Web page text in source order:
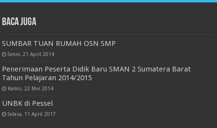
Baca juga
SUMBAR TUAN RUMAH OSN SMP
Senin, 21 April 2014
Penerimaan Peserta Didik Baru SMAN 2 Sumatera Barat
Tahun Pelajaran 2014/2015
Kamis, 22 Mei 2014
UNBK di Pessel
Selasa, 11 April 2017